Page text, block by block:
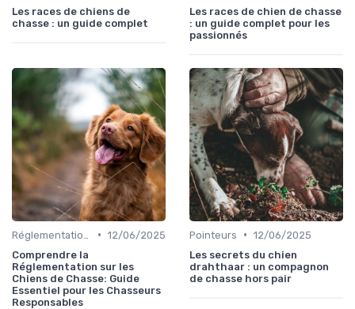
Les races de chiens de
chasse : un guide complet
Les races de chien de chasse
: un guide complet pour les
passionnés
• 12/06/2025
Comprendre la
Réglementation sur les
Chiens de Chasse: Guide
Essentiel pour les Chasseurs
Responsables
Pointeurs • 12/06/2025
Les secrets du chien
drahthaar : un compagnon
de chasse hors pair